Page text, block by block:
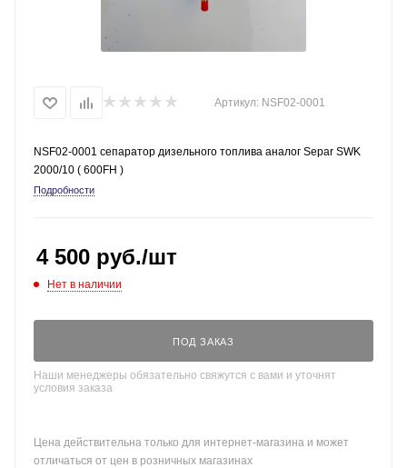
Артикул: NSF02-0001
NSF02-0001 сепаратор дизельного топлива аналог Separ SWK
2000/10 ( 600FH )
Подробности
4 500 руб./шт
Нет в наличии
ПОД ЗАКАЗ
Наши менеджеры обязательно свяжутся с вами и уточнят
условия заказа
Цена действительна только для интернет-магазина и может
отличаться от цен в розничных магазинах